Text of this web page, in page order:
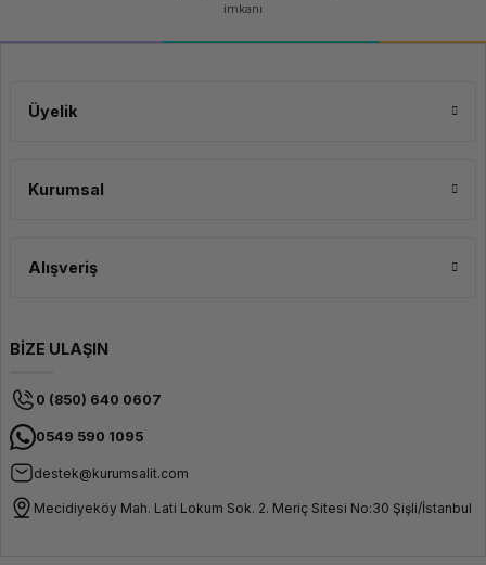
imkanı
Üyelik
Kurumsal
Alışveriş
BİZE ULAŞIN
0 (850) 640 0607
0549 590 1095
destek@kurumsalit.com
Mecidiyeköy Mah. Lati Lokum Sok. 2. Meriç Sitesi No:30 Şişli/İstanbul